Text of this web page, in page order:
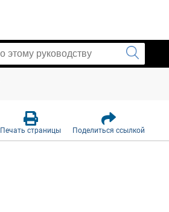
Печать страницы Поделиться ссылкой